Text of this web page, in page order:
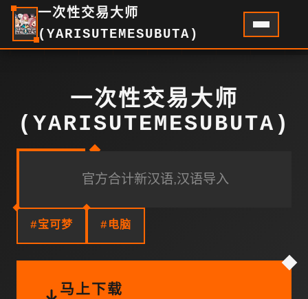
一次性交易大师
(YARISUTEMESUBUTA)
一次性交易大师
(YARISUTEMESUBUTA)
官方合计新汉语,汉语导入
#宝可梦 #电脑
马上下载